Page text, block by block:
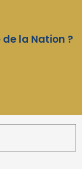
la Nation ?